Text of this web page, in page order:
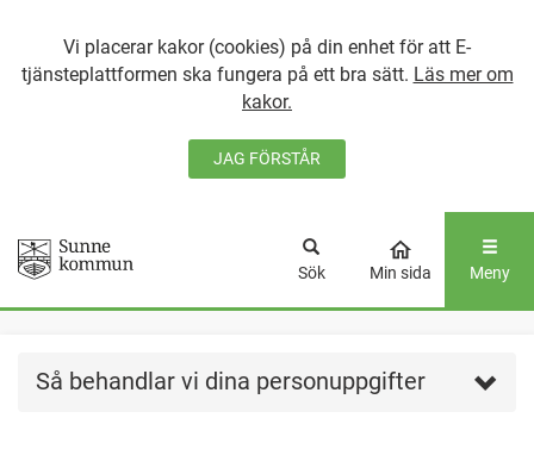
Vi placerar kakor (cookies) på din enhet för att E-
tjänsteplattformen ska fungera på ett bra sätt. Läs mer om
kakor.
JAG FÖRSTÅR
GÅ DIREKT TILL
Sök Min sida Meny
Så behandlar vi dina personuppgifter